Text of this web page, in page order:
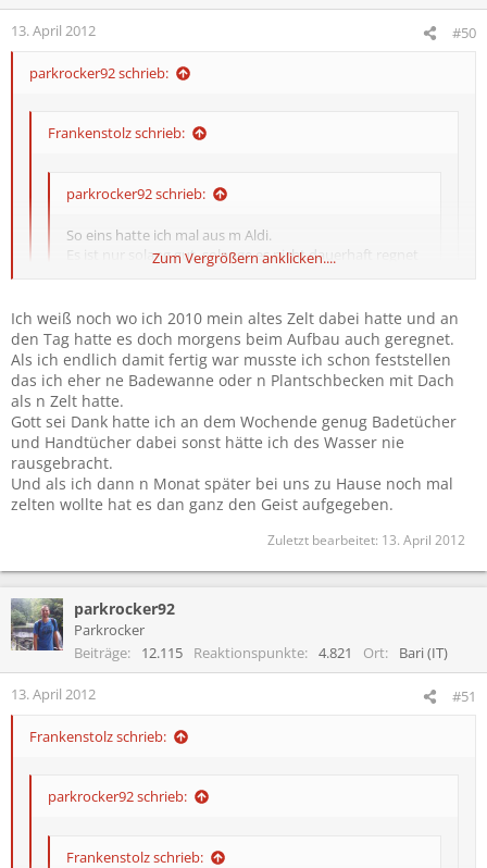
13. April 2012 #50
parkrocker92 schrieb:
Frankenstolz schrieb:
parkrocker92 schrieb:
So eins hatte ich mal aus m Aldi.
Es ist nur solang gut, solange es nicht dauerhaft regnet
Quechua kannst du wunderbar ohne Isomatte
schlafen, wenn der Boden mitmacht. In so einem nicht
wirklich...
Zum Vergrößern anklicken....
Des kann ich jetzt net unbedingt sagen, denn des Zelt hat im
letzten Jahr am Sonntag sogar den zwei echt heftigen
Stürmen getrotzt.
Da war kein einziger tropfen Wasser danach drin und es is
auch nicht weggeflogen, in vergleich zu anderen Zelten die in
meiner Nähe gestanden haben.
Zum Vergrößern anklicken....
na dann taugts ja
wie gesagt meins war auch ausm Aldi und vermutlich ne andere
(Billig-)Marke
Zum Vergrößern anklicken....
Ich weiß noch wo ich 2010 mein altes Zelt dabei hatte und an
den Tag hatte es doch morgens beim Aufbau auch geregnet.
Als ich endlich damit fertig war musste ich schon feststellen
das ich eher ne Badewanne oder n Plantschbecken mit Dach
als n Zelt hatte.
Gott sei Dank hatte ich an dem Wochende genug Badetücher
und Handtücher dabei sonst hätte ich des Wasser nie
rausgebracht.
Und als ich dann n Monat später bei uns zu Hause noch mal
zelten wollte hat es dan ganz den Geist aufgegeben.
Zuletzt bearbeitet: 13. April 2012
parkrocker92
Parkrocker
Beiträge
12.115 Reaktionspunkte 4.821 Ort Bari (IT)
13. April 2012 #51
Frankenstolz schrieb:
parkrocker92 schrieb:
Frankenstolz schrieb: